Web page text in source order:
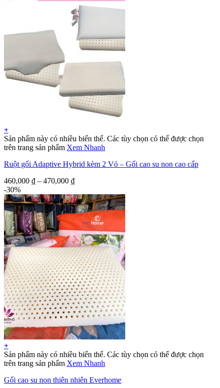
+
Sản phẩm này có nhiều biến thể. Các tùy chọn có thể được chọn
trên trang sản phẩm Xem Nhanh
Ruột gối Adaptive Hybrid kèm 2 Vỏ – Gối cao su non cao cấp
460,000 ₫ – 470,000 ₫
-30%
+
Sản phẩm này có nhiều biến thể. Các tùy chọn có thể được chọn
trên trang sản phẩm Xem Nhanh
Gối cao su non thiên nhiên Everhome